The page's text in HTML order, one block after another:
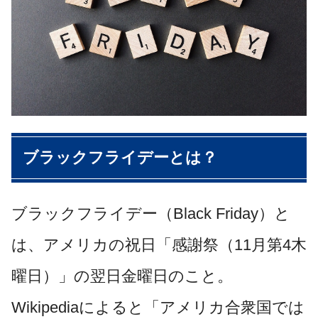
ブラックフライデーとは？
ブラックフライデー（Black Friday）と
は、アメリカの祝日「感謝祭（11月第4木
曜日）」の翌日金曜日のこと。
Wikipediaによると「アメリカ合衆国では